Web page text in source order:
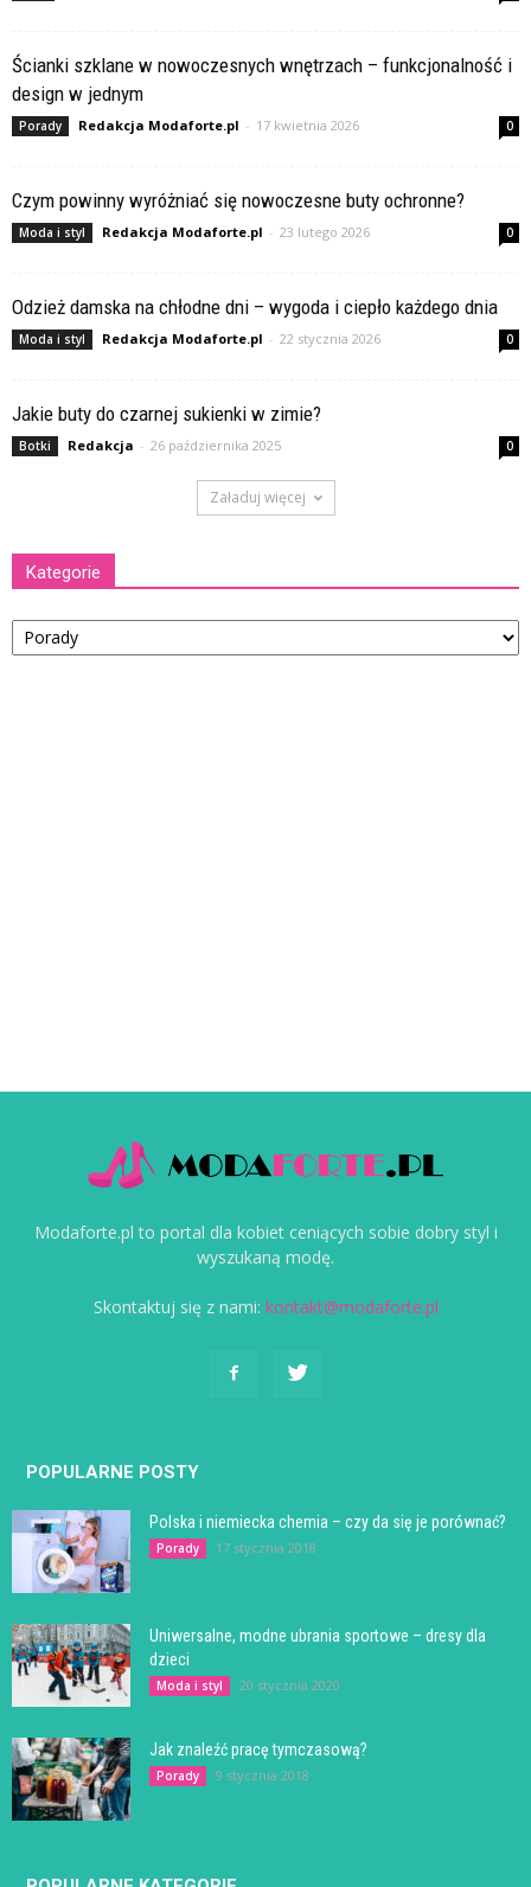
Ścianki szklane w nowoczesnych wnętrzach – funkcjonalność i
design w jednym
Porady Redakcja Modaforte.pl - 17 kwietnia 2026 0
Czym powinny wyróżniać się nowoczesne buty ochronne?
Moda i styl Redakcja Modaforte.pl - 23 lutego 2026 0
Odzież damska na chłodne dni – wygoda i ciepło każdego dnia
Moda i styl Redakcja Modaforte.pl - 22 stycznia 2026 0
Jakie buty do czarnej sukienki w zimie?
Botki Redakcja - 26 października 2025 0
Załaduj więcej
Kategorie
Kategorie
Modaforte.pl to portal dla kobiet ceniących sobie dobry styl i
wyszukaną modę.
Skontaktuj się z nami: kontakt@modaforte.pl
POPULARNE POSTY
Polska i niemiecka chemia – czy da się je porównać?
Porady 17 stycznia 2018
Uniwersalne, modne ubrania sportowe – dresy dla
dzieci
Moda i styl 20 stycznia 2020
Jak znaleźć pracę tymczasową?
Porady 9 stycznia 2018